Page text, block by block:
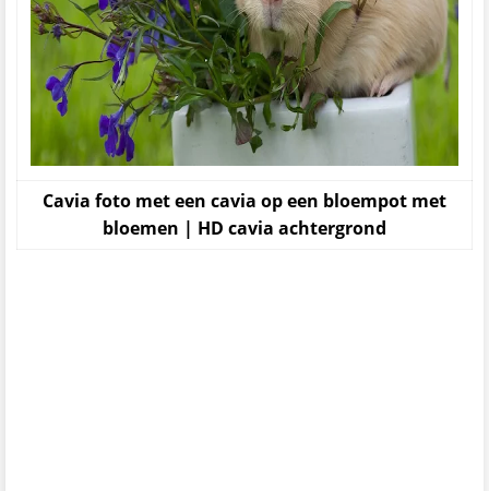
Cavia foto met een cavia op een bloempot met
bloemen | HD cavia achtergrond